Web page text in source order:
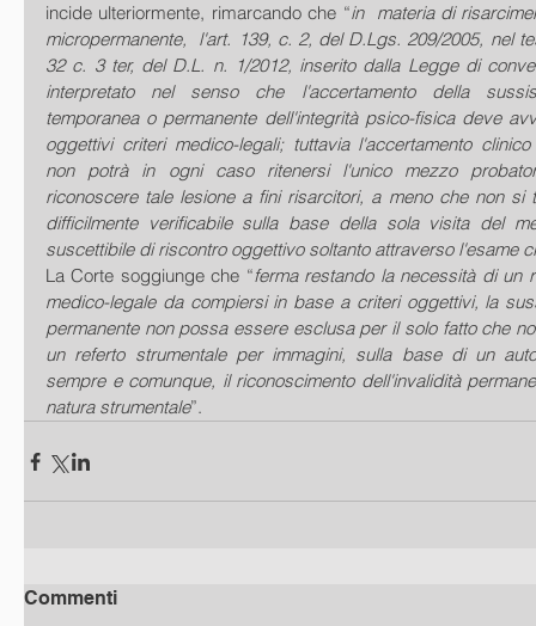
incide ulteriormente, rimarcando che “in  materia di
micropermanente,  l'art. 139, c. 2, del D.Lgs. 209/2005, nel
32 c. 3 ter, del D.L. n. 1/2012, inserito dalla Legge di
interpretato nel senso che l'accertamento della
temporanea o permanente dell'integrità psico-fisica deve
oggettivi criteri medico-legali; tuttavia l'accertamento
non potrà in ogni caso ritenersi l'unico mezzo
riconoscere tale lesione a fini risarcitori, a meno che non si
difficilmente verificabile sulla base della sola visita del
suscettibile di riscontro oggettivo soltanto attraverso l'esame
La Corte soggiunge che “ferma restando la necessità di un
medico-legale da compiersi in base a criteri oggettivi, la
permanente non possa essere esclusa per il solo fatto che
un referto strumentale per immagini, sulla base di un
sempre e comunque, il riconoscimento dell'invalidità
natura strumentale”.
Commenti